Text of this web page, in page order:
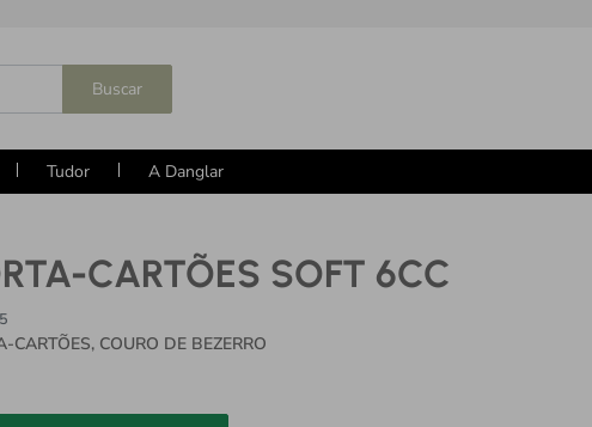
Buscar
Tudor A Danglar
CARTÕES SOFT 6CC
CARTÕES, COURO DE BEZERRO